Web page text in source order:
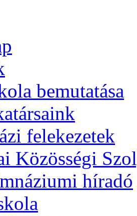
bemutatása
felekezetek
Közösségi
híradó